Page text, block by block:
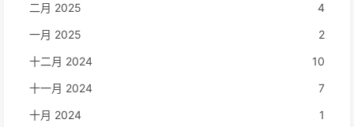
二月 2025
4
一月 2025
2
十二月 2024
10
十一月 2024
7
十月 2024
1